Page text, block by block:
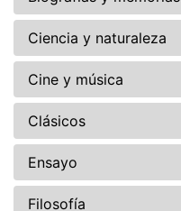
Ciencia y naturaleza
Cine y música
Clásicos
Ensayo
Filosofía